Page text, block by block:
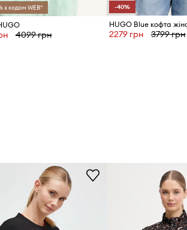
з кодом WEB*
4099 грн
-40%
2279 грн 3799 грн